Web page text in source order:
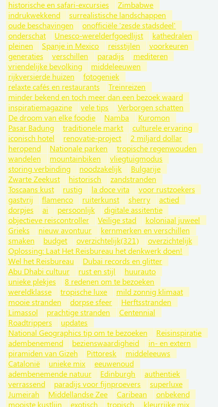
historische en safari-excursies
Zimbabwe
indrukwekkend
surrealistische landschappen
oude beschavingen
onofficiële 'zesde stadsdeel'
onderschat
Unesco-werelderfgoedlijst
kathedralen
pleinen
Spanje in Mexico reisstijlen
voorkeuren
generaties
verschillen paradijs
mediteren
vriendelijke bevolking
middeleeuwen
rijkversierde huizen
fotogeniek
relaxte cafés en restaurants
Treinreizen
minder bekend en toch meer dan een bezoek waard
inspiratiemagazine
vele tips
Verborgen schatten
De droom van elke foodie
Namba
Kuromon
Pasar Badung
traditionele markt
culturele ervaring
iconisch hotel
renovatie-project
2 miljard dollar
heropend
Nationale parken
tropische regenwouden
wandelen
mountainbiken
vliegtuigmodus
storing verbinding
noodzakelijk
Bulgarije
Zwarte Zeekust
historisch
zandstranden
Toscaans kust
rustig la doce vita
voor rustzoekers
gastvrij
flamenco ruiterkunst sherry
actied
dorpjes
ai persoonlijk
digitale assitentie
objectieve reiscontroller
Veilige stad
koloniaal juweel
Grieks
nieuw avontuur
kernmerken en verschillen
smaken
budget overzichtelijk(321)
overzichtelijk
Oplossing: Laat Het Reisbureau het denkwerk doen!
Wel het Reisbureau
Dubai records en glitter
Abu Dhabi cultuur
rust en stijl
huurauto
unieke plekjes
8 redenen om te bezoeken
wereldklasse
tropische luxe
mild zonnig klimaat
mooie stranden
dorpse sfeer
Herftsstranden
Limassol
prachtige stranden
Centennial
Roadtrippers
updates
National Geographics tip om te bezoeken
Reisinspiratie
adembenemend
bezienswaardigheid
in- en extern
piramiden van Gizeh
Pittoresk
middeleeuws
Catalonië
unieke mix
eeuwenoud
adembenemende natuur
Edinburgh
authentiek
verrassend
paradijs voor fijnproevers
superluxe
Jumeirah
Middellandse Zee Caribean
onbekend
mooiste kustlijn
exotisch tropisch
kleurrijke mix